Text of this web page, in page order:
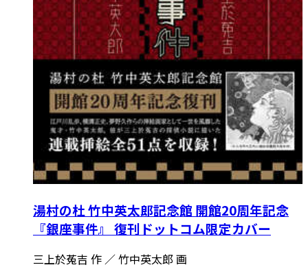
湯村の杜 竹中英太郎記念館 開館20周年記念
『銀座事件』 復刊ドットコム限定カバー
三上於菟吉 作 ／ 竹中英太郎 画